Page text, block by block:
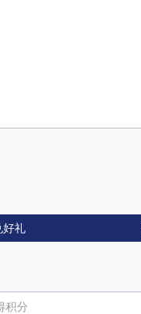
好礼
积分